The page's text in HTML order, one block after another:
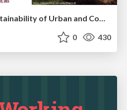
Stewardship and Sustainability of Urban and Community Forests
0 430